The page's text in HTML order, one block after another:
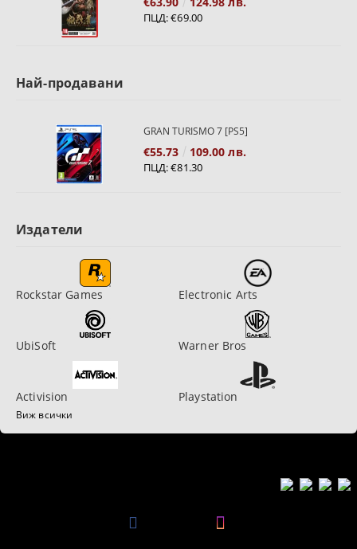
ПЦД:€69.00
Най-продавани
GRAN TURISMO 7 [PS5]
€55.73 109.00 лв.
ПЦД:€81.30
Издатели
Rockstar Games Electronic Arts
UbiSoft Warner Bros
Activision Playstation
Виж всички